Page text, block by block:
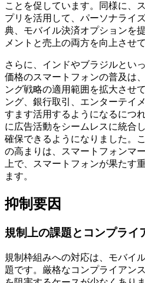
ことを促しています。同様に、
プリを活用して、パーソナライ
典、モバイル決済オプションを
メントと売上の両方を向上させ
さらに、インドやブラジルとい
価格のスマートフォンの普及は
ング戦略の適用範囲を拡大させ
ング、銀行取引、エンターテイ
すます活用するようになるにつ
に広告活動をシームレスに統合
確保できるようになりました。
の高まりは、スマートフォンマ
上で、スマートフォンが果たす
ます。
抑制要因
規制上の課題とコンプライ
規制枠組みへの対応は、モバイ
題です。厳格なコンプライアン